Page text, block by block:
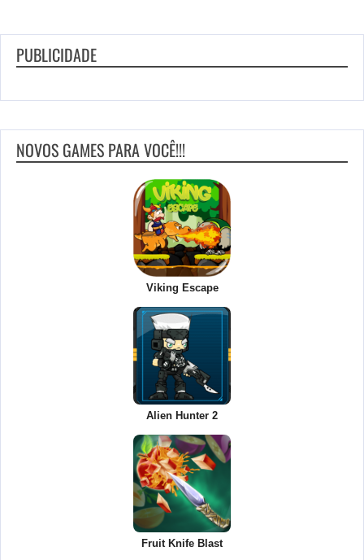
PUBLICIDADE
NOVOS GAMES PARA VOCÊ!!!
Viking Escape
Alien Hunter 2
Fruit Knife Blast